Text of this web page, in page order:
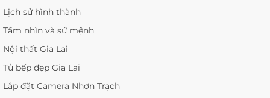
Lịch sử hình thành
Tầm nhìn và sứ mệnh
Nội thất Gia Lai
Tủ bếp đẹp Gia Lai
Lắp đặt Camera Nhơn Trạch